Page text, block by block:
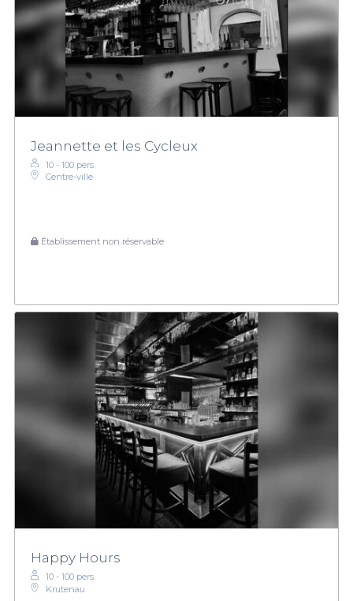
Jeannette et les Cycleux
10 - 100 pers.
Centre-ville
Établissement non réservable
Happy Hours
10 - 100 pers.
Krutenau